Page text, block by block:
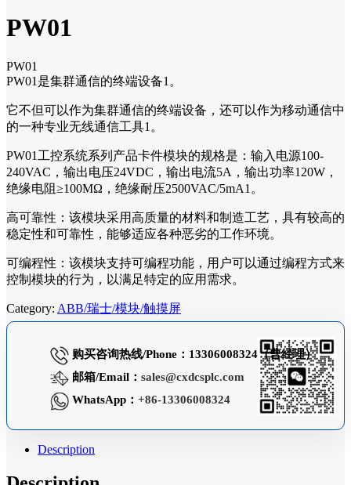
PW01
PW01
PW01是集群通信的终端设备1。
它不但可以作为集群通信的终端设备，还可以作为移动通信中
的一种专业无线通信工具1。
PW01工控系统系列产品卡件模块的规格是：输入电源100-
240VAC，输出电压24VDC，输出电流5A，输出功率120W，
绝缘电阻≥100MΩ，绝缘耐压2500VAC/5mA1。
高可靠性：该模块采用高质量的材料和制造工艺，具有较高的
稳定性和可靠性，能够适应各种恶劣的工作环境。
可编程性：该模块支持可编程功能，用户可以通过编程方式来
控制模块的行为，以满足特定的应用需求。
Category: ABB/瑞士/模块/触摸屏
购买咨询热线/Phone：13306008324（曹经理）
邮箱/Email： sales@cxdcsplc.com
WhatsApp： +86-13306008324
Description